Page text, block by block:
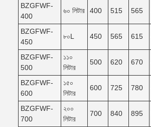
BZGFWF-
400
৬০ লিটার 400 515 565
BZGFWF-
450
৮০L 450 565 615
BZGFWF-
500
১১০
লিটার
500 620 670
BZGFWF-
600
১৫০
লিটার
600 725 780
BZGFWF-
700
২০০
লিটার
700 840 895